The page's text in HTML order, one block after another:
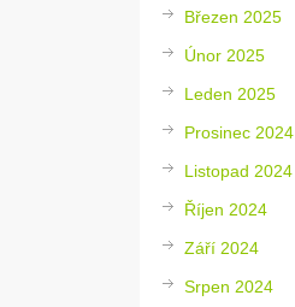
Březen 2025
Únor 2025
Leden 2025
Prosinec 2024
Listopad 2024
Říjen 2024
Září 2024
Srpen 2024